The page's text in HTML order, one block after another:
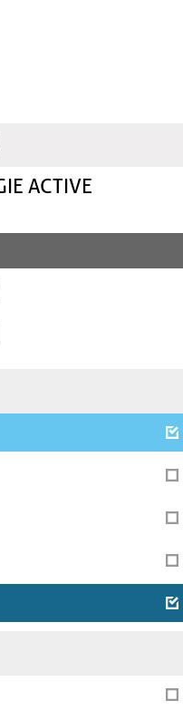
ACTIVE